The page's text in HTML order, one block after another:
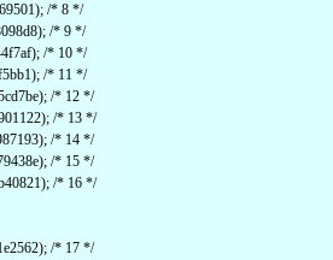
/* 8 */
/* 9 */
/* 10 */
/* 11 */
/* 12 */
/* 13 */
/* 14 */
/* 15 */
/* 16 */
/* 17 */